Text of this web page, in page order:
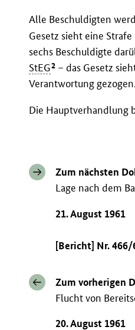
Alle Beschuldigten
Gesetz sieht eine
sechs Beschuldigte
StEG2 – das Gesetz
Verantwortung gezogen.
Die Hauptverhandlung
Zum nächsten
Lage nach dem
21. August 1961
[Bericht] Nr.
Zum vorherigen
Flucht von
20. August 1961